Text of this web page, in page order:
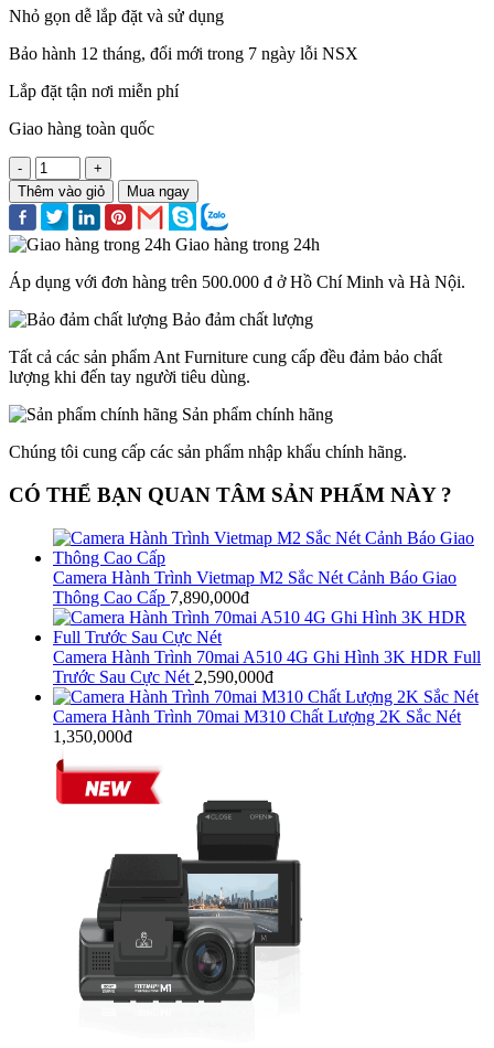
Nhỏ gọn dễ lắp đặt và sử dụng
Bảo hành 12 tháng, đổi mới trong 7 ngày lỗi NSX
Lắp đặt tận nơi miễn phí
Giao hàng toàn quốc
-
+
Thêm vào giỏ
Mua ngay
Giao hàng trong 24h
Áp dụng với đơn hàng trên 500.000 đ ở Hồ Chí Minh và Hà Nội.
Bảo đảm chất lượng
Tất cả các sản phẩm Ant Furniture cung cấp đều đảm bảo chất
lượng khi đến tay người tiêu dùng.
Sản phẩm chính hãng
Chúng tôi cung cấp các sản phẩm nhập khẩu chính hãng.
CÓ THỂ BẠN QUAN TÂM SẢN PHẨM NÀY ?
Camera Hành Trình Vietmap M2 Sắc Nét Cảnh Báo Giao
Thông Cao Cấp 7,890,000đ
Camera Hành Trình 70mai A510 4G Ghi Hình 3K HDR Full
Trước Sau Cực Nét 2,590,000đ
Camera Hành Trình 70mai M310 Chất Lượng 2K Sắc Nét
1,350,000đ